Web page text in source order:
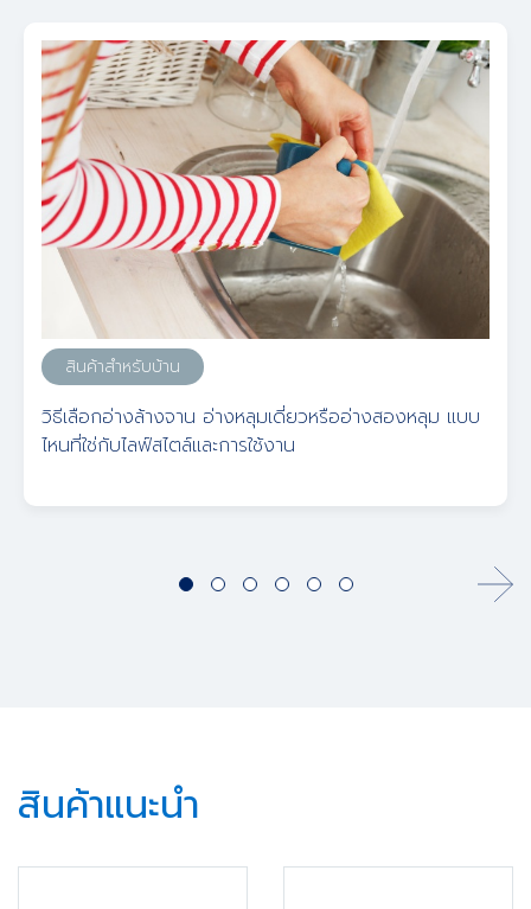
สินค้าสำหรับบ้าน
วิธีเลือกอ่างล้างจาน อ่างหลุมเดี่ยวหรืออ่างสองหลุม แบบ
ไหนที่ใช่กับไลฟ์สไตล์และการใช้งาน
สินค้าแนะนำ